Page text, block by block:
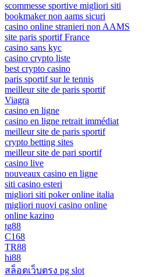
scommesse sportive migliori siti
bookmaker non aams sicuri
casino online stranieri non AAMS
site paris sportif France
casino sans kyc
casino crypto liste
best crypto casino
paris sportif sur le tennis
meilleur site de paris sportif
Viagra
casino en ligne
casino en ligne retrait immédiat
meilleur site de paris sportif
crypto betting sites
meilleur site de pari sportif
casino live
nouveaux casino en ligne
siti casino esteri
migliori siti poker online italia
migliori nuovi casino online
online kazino
tg88
C168
TR88
hi88
สล็อตเว็บตรง pg slot